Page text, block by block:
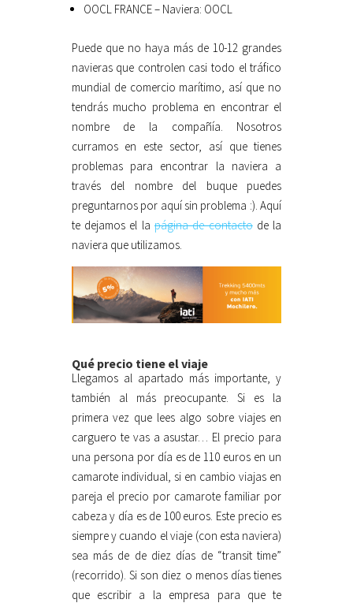
OOCL FRANCE – Naviera: OOCL
Puede que no haya más de 10-12 grandes
navieras que controlen casi todo el tráfico
mundial de comercio marítimo, así que no
tendrás mucho problema en encontrar el
nombre de la compañía. Nosotros
curramos en este sector, así que tienes
problemas para encontrar la naviera a
través del nombre del buque puedes
preguntarnos por aquí sin problema :). Aquí
te dejamos el la página de contactode la
naviera que utilizamos.
Qué precio tiene el viaje
Llegamos al apartado más importante, y
también al más preocupante. Si es la
primera vez que lees algo sobre viajes en
carguero te vas a asustar… El precio para
una persona por día es de 110 euros en un
camarote individual, si en cambio viajas en
pareja el precio por camarote familiar por
cabeza y día es de 100 euros. Este precio es
siempre y cuando el viaje (con esta naviera)
sea más de de diez días de “transit time”
(recorrido). Si son diez o menos días tienes
que escribir a la empresa para que te